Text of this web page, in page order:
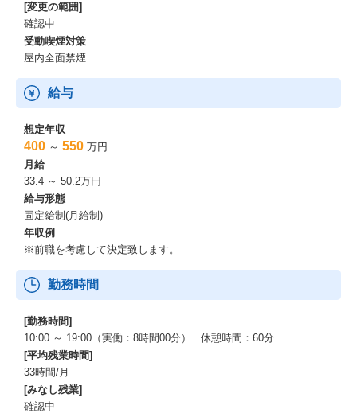
[変更の範囲]
確認中
受動喫煙対策
屋内全面禁煙
給与
想定年収
400 ～ 550 万円
月給
33.4 ～ 50.2万円
給与形態
固定給制(月給制)
年収例
※前職を考慮して決定致します。
勤務時間
[勤務時間]
10:00 ～ 19:00（実働：8時間00分） 休憩時間：60分
[平均残業時間]
33時間/月
[みなし残業]
確認中